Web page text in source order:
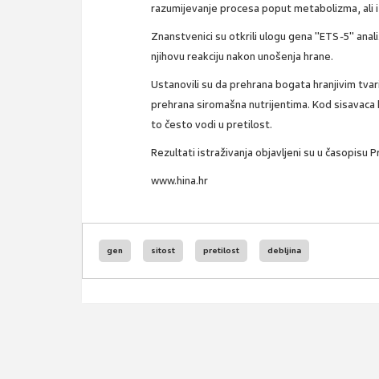
razumijevanje procesa poput metabolizma,
Znanstvenici su otkrili ulogu gena "ETS-5"
njihovu reakciju nakon unošenja hrane.
Ustanovili su da prehrana bogata hranjivim
prehrana siromašna nutrijentima. Kod
to često vodi u pretilost.
Rezultati istraživanja objavljeni su u časopisu
www.hina.hr
gen sitost pretilost debljina